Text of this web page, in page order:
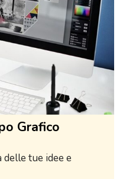
Grafico
delle tue idee e